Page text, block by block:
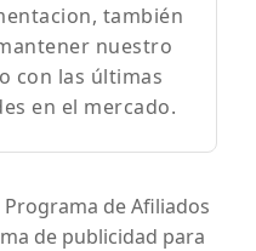
también
nuestro
con las últimas
en el mercado.
de Afiliados
de publicidad para